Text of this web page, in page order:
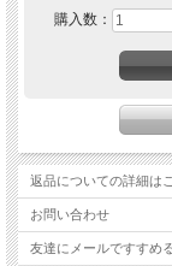
購入数：
返品についての詳細は
お問い合わせ
友達にメールですすめ